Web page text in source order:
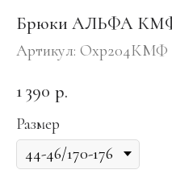
Брюки АЛЬФА КМФ
Артикул: Охр204КМФ
1 390 р.
Размер